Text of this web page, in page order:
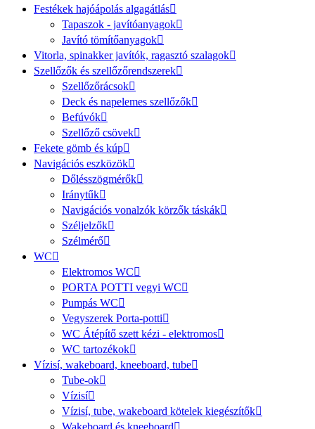
Festékek hajóápolás algagátlás
Tapaszok - javítóanyagok
Javító tömítőanyagok
Vitorla, spinakker javítók, ragasztó szalagok
Szellőzők és szellőzőrendszerek
Szellőzőrácsok
Deck és napelemes szellőzők
Befúvók
Szellőző csövek
Fekete gömb és kúp
Navigációs eszközök
Dőlésszögmérők
Iránytűk
Navigációs vonalzók körzők táskák
Széljelzők
Szélmérő
WC
Elektromos WC
PORTA POTTI vegyi WC
Pumpás WC
Vegyszerek Porta-potti
WC Átépítő szett kézi - elektromos
WC tartozékok
Vízisí, wakeboard, kneeboard, tube
Tube-ok
Vízisí
Vízisí, tube, wakeboard kötelek kiegészítők
Wakeboard és kneeboard